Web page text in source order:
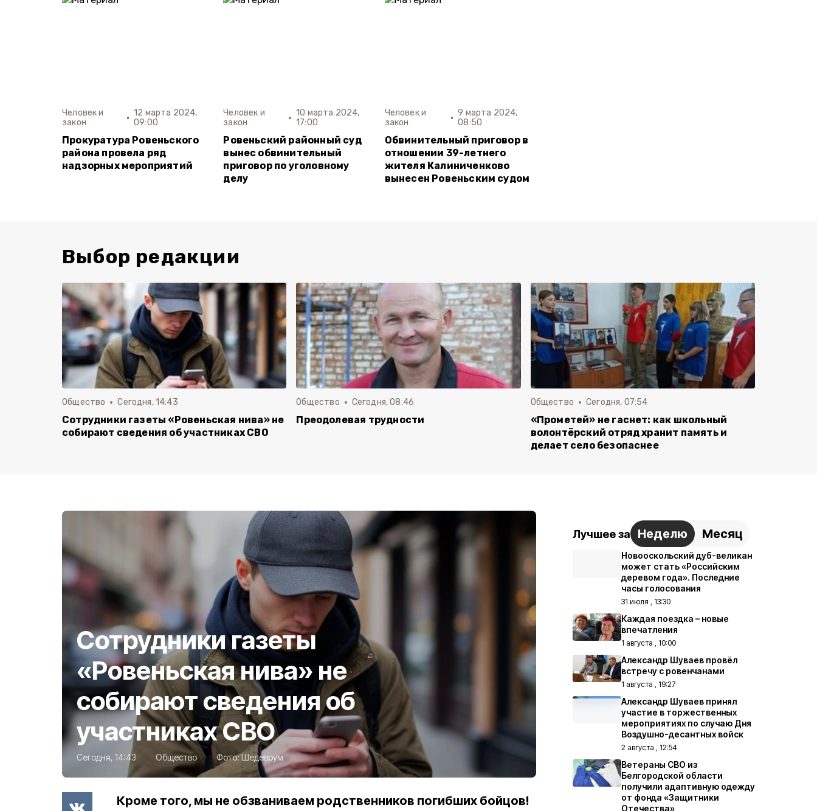
Человек и
закон
12 марта 2024,
09:00
Прокуратура Ровеньского
района провела ряд
надзорных мероприятий
Человек и
закон
10 марта 2024,
17:00
Ровеньский районный суд
вынес обвинительный
приговор по уголовному
делу
Человек и
закон
9 марта 2024,
08:50
Обвинительный приговор в
отношении 39-летнего
жителя Калиниченково
вынесен Ровеньским судом
Выбор редакции
Общество Сегодня, 14:43
Сотрудники газеты «Ровеньская нива» не
собирают сведения об участниках СВО
Общество Сегодня, 08:46
Преодолевая трудности
Общество Сегодня, 07:54
«Прометей» не гаснет: как школьный
волонтёрский отряд хранит память и
делает село безопаснее
Сотрудники газеты
«Ровеньская нива» не
собирают сведения об
участниках СВО
Сегодня, 14:43 Общество Фото:Шедеврум
Кроме того, мы не обзваниваем родственников погибших бойцов!
Лучшее за Неделю Месяц
Новооскольский дуб-великан
может стать «Российским
деревом года». Последние
часы голосования
31 июля , 13:30
Каждая поездка – новые
впечатления
1 августа , 10:00
Александр Шуваев провёл
встречу с ровенчанами
1 августа , 19:27
Александр Шуваев принял
участие в торжественных
мероприятиях по случаю Дня
Воздушно-десантных войск
2 августа , 12:54
Ветераны СВО из
Белгородской области
получили адаптивную одежду
от фонда «Защитники
Отечества»